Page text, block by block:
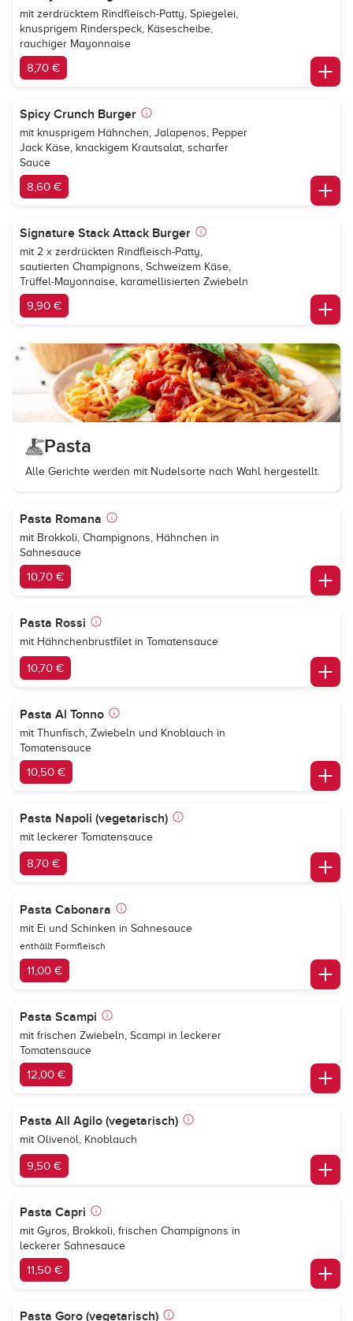
mit zerdrücktem Rindfleisch-Patty, Spiegelei,
knusprigem Rinderspeck, Käsescheibe,
rauchiger Mayonnaise
8,70 €
Spicy Crunch Burger
mit knusprigem Hähnchen, Jalapenos, Pepper
Jack Käse, knackigem Krautsalat, scharfer
Sauce
8,60 €
Signature Stack Attack Burger
mit 2 x zerdrückten Rindfleisch-Patty,
sautierten Champignons, Schweizem Käse,
Trüffel-Mayonnaise, karamellisierten Zwiebeln
9,90 €
Pasta
Alle Gerichte werden mit Nudelsorte nach Wahl hergestellt.
Pasta Romana
mit Brokkoli, Champignons, Hähnchen in
Sahnesauce
10,70 €
Pasta Rossi
mit Hähnchenbrustfilet in Tomatensauce
10,70 €
Pasta Al Tonno
mit Thunfisch, Zwiebeln und Knoblauch in
Tomatensauce
10,50 €
Pasta Napoli (vegetarisch)
mit leckerer Tomatensauce
8,70 €
Pasta Cabonara
mit Ei und Schinken in Sahnesauce
enthällt Formfleisch
11,00 €
Pasta Scampi
mit frischen Zwiebeln, Scampi in leckerer
Tomatensauce
12,00 €
Pasta All Agilo (vegetarisch)
mit Olivenöl, Knoblauch
9,50 €
Pasta Capri
mit Gyros, Brokkoli, frischen Champignons in
leckerer Sahnesauce
11,50 €
Pasta Goro (vegetarisch)